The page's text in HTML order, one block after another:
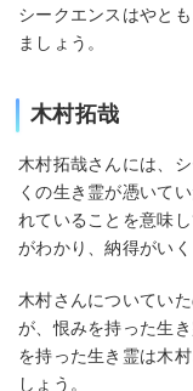
シークエンスはやと
ましょう。
木村拓哉
木村拓哉さんには、
くの生き霊が憑いて
れていることを意味
がわかり、納得がいく
木村さんについてい
が、恨みを持った生
を持った生き霊は木
しょう。